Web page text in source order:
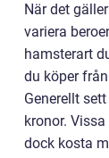
När det
variera
hamsterart
du köper
Generellt
kronor.
dock kosta